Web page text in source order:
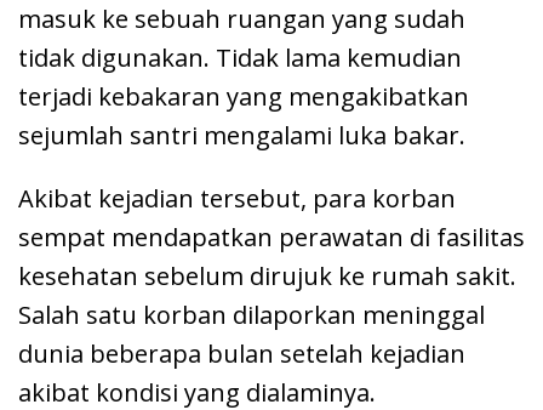
masuk ke sebuah ruangan yang sudah
tidak digunakan. Tidak lama kemudian
terjadi kebakaran yang mengakibatkan
sejumlah santri mengalami luka bakar.
Akibat kejadian tersebut, para korban
sempat mendapatkan perawatan di fasilitas
kesehatan sebelum dirujuk ke rumah sakit.
Salah satu korban dilaporkan meninggal
dunia beberapa bulan setelah kejadian
akibat kondisi yang dialaminya.